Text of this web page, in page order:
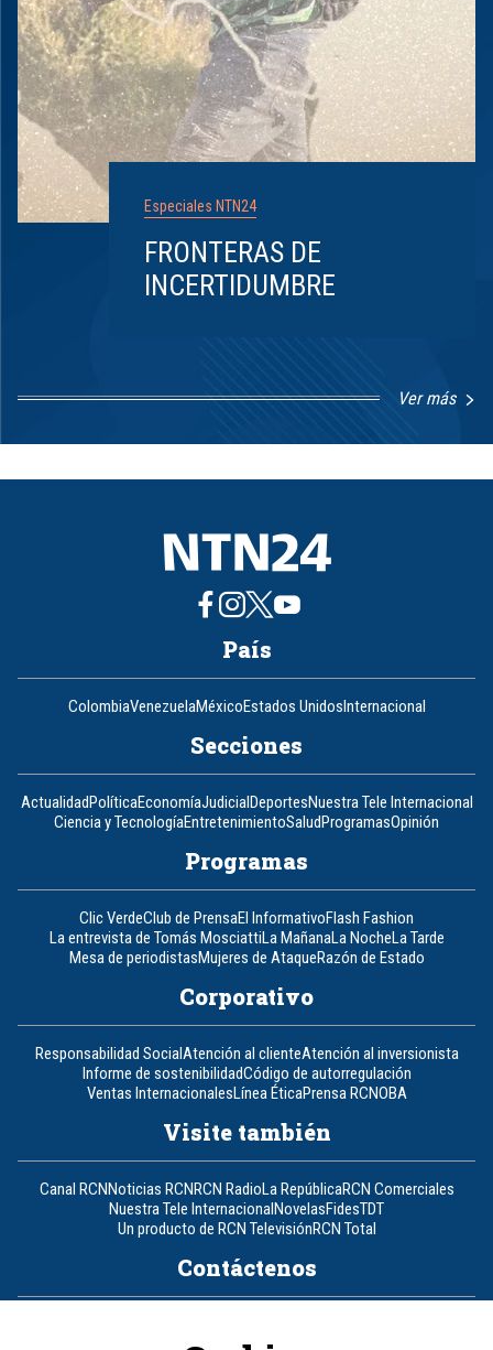
Especiales NTN24
FRONTERAS DE
INCERTIDUMBRE
Ver más
8
País
ColombiaVenezuelaMéxicoEstados UnidosInternacional
Secciones
ActualidadPolíticaEconomíaJudicialDeportesNuestra Tele Internacional
Ciencia y TecnologíaEntretenimientoSaludProgramasOpinión
Programas
Clic VerdeClub de PrensaEl InformativoFlash Fashion
La entrevista de Tomás MosciattiLa MañanaLa NocheLa Tarde
Mesa de periodistasMujeres de AtaqueRazón de Estado
Corporativo
Responsabilidad SocialAtención al clienteAtención al inversionista
Informe de sostenibilidadCódigo de autorregulación
Ventas InternacionalesLínea ÉticaPrensa RCNOBA
Visite también
Canal RCNNoticias RCNRCN RadioLa RepúblicaRCN Comerciales
Nuestra Tele InternacionalNovelasFidesTDT
Un producto de RCN TelevisiónRCN Total
Contáctenos